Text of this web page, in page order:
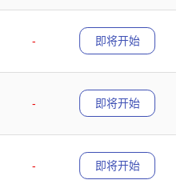
-
即将开始
-
即将开始
-
即将开始